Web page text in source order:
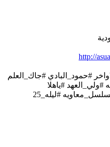
http://
#حمود_البادي #جاك_العلم
#ياهلا
#يوميات_رجل_عانس٢٣ #مسلسل_معاويه​ #ليله_25